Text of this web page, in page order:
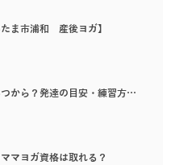
ま市浦和 産後ヨガ】
から？発達の目安・練習方…
マヨガ資格は取れる？